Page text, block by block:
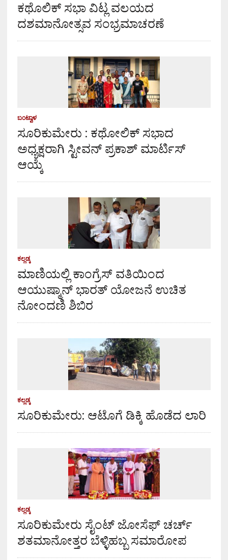
ಕಥೊಲಿಕ್ ಸಭಾ ವಿಟ್ಲ ವಲಯದ
ದಶಮಾನೋತ್ಸವ ಸಂಭ್ರಮಾಚರಣೆ
ಬಂಟ್ವಾಳ
ಸೂರಿಕುಮೇರು : ಕಥೋಲಿಕ್ ಸಭಾದ
ಅಧ್ಯಕ್ಷರಾಗಿ ಸ್ಟೀವನ್ ಪ್ರಕಾಶ್ ಮಾರ್ಟಿಸ್
ಆಯ್ಕೆ
ಕಲ್ಲಡ್ಕ
ಮಾಣಿಯಲ್ಲಿ ಕಾಂಗ್ರೆಸ್ ವತಿಯಿಂದ
ಆಯುಷ್ಮಾನ್ ಭಾರತ್ ಯೋಜನೆ ಉಚಿತ
ನೋಂದಣಿ ಶಿಬಿರ
ಕಲ್ಲಡ್ಕ
ಸೂರಿಕುಮೇರು: ಆಟೊಗೆ ಡಿಕ್ಕಿ ಹೊಡೆದ ಲಾರಿ
ಕಲ್ಲಡ್ಕ
ಸೂರಿಕುಮೇರು ಸೈಂಟ್ ಜೋಸೆಫ್ ಚರ್ಚ್
ಶತಮಾನೋತ್ತರ ಬೆಳ್ಳಿಹಬ್ಬ ಸಮಾರೋಪ